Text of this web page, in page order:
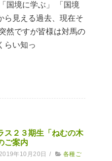
国境に学ぶ」 「国境
ら見える過去、現在そ
然ですが皆様は対馬の
らい知っ
ス２３期生「ねむの木
ご案内
2019年10月20日 /
各種ご